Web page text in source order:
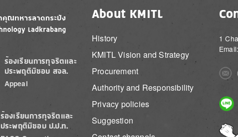
ร้องเรียนการทุจริตและ
ประพฤติมิชอบ สจล.
Appeal
ร้องเรียนการทุจริตและ
ประพฤติมิชอบ ป.ป.ท.
About KMITL
History
KMITL Vision and Strategy
Procurement
Authority and Responsibility
Privacy policies
Suggestion
1
Image
Image
Image